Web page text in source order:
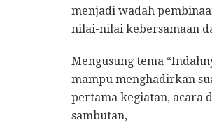
menjadi wadah
nilai-nilai kebersamaan
Mengusung tema
mampu menghadirkan
pertama kegiatan, acara
sambutan,